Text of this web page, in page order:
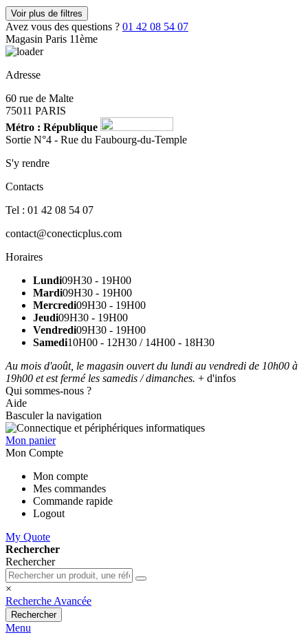
Voir plus de filtres
Avez vous des questions ? 01 42 08 54 07
Magasin Paris 11ème
Adresse
60 rue de Malte
75011 PARIS
Métro : République
Sortie N°4 - Rue du Faubourg-du-Temple
S'y rendre
Contacts
Tel : 01 42 08 54 07
contact@conecticplus.com
Horaires
Lundi09H30 - 19H00
Mardi09H30 - 19H00
Mercredi09H30 - 19H00
Jeudi09H30 - 19H00
Vendredi09H30 - 19H00
Samedi10H00 - 12H30 / 14H00 - 18H30
Au mois d'août, le magasin ouvert du lundi au vendredi de 10h00 à
19h00 et est fermé les samedis / dimanches. + d'infos
Qui sommes-nous ?
Aide
Basculer la navigation
Mon panier
Mon Compte
Mon compte
Mes commandes
Commande rapide
Logout
My Quote
Rechercher
Rechercher
×
Recherche Avancée
Rechercher
Menu